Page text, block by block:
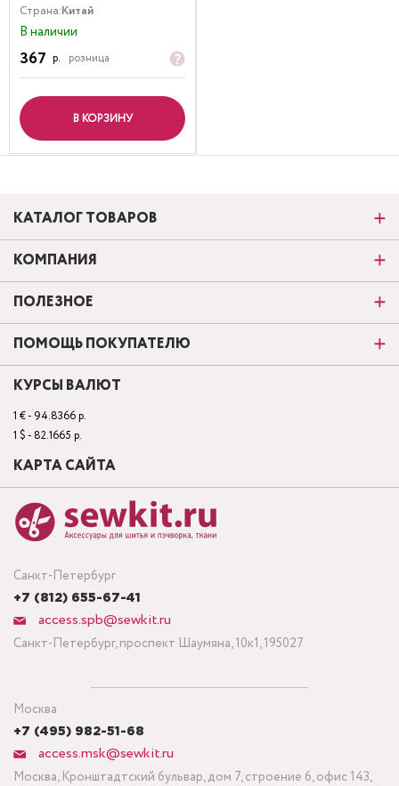
Страна:Китай
В наличии
367 р. розница
В КОРЗИНУ
Санкт-Петербург
+7 (812) 655-67-41
access.spb@sewkit.ru
Санкт-Петербург, проспект Шаумяна, 10к1, 195027
Москва
+7 (495) 982-51-68
access.msk@sewkit.ru
Москва, Кронштадтский бульвар, дом 7, строение 6, офис 143,
КАТАЛОГ ТОВАРОВ
КОМПАНИЯ
ПОЛЕЗНОЕ
ПОМОЩЬ ПОКУПАТЕЛЮ
КУРСЫ ВАЛЮТ
1 € - 94.8366 р.
1 $ - 82.1665 р.
КАРТА САЙТА